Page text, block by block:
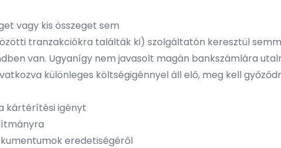
vagy kis összeget sem
tranzakciókra találták ki) szolgáltatón keresztül
van. Ugyanígy nem javasolt magán bankszámlára
különleges költségigénnyel áll elő, meg kell
kártérítési igényt
eredetiségéről